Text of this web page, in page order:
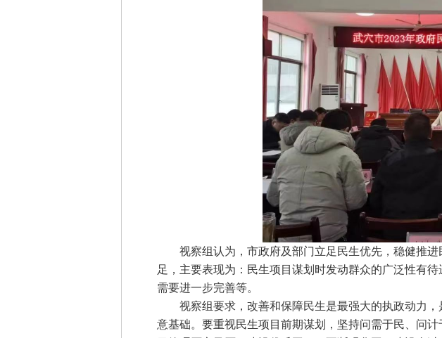
视察组认为，市政府及部门立足民生优先，稳健推进
足，主要表现为：民生项目谋划时发动群众的广泛性有
需要进一步完善等。
视察组要求，改善和保障民生是最强大的执政动力，
意基础。要重视民生项目前期谋划，坚持问需于民、问